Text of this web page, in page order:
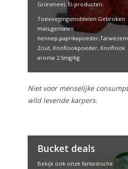
Griesmeel, Ei-producten.
Toevoegingsmiddelen:Gebroken
mais,gemalen
Zout, Knoflookpoeder, Knoflook
aroma 2.5mg/kg.
Niet voor menselijke
wild levende karpers.
Bucket deals
Bekijk ook onze fantastische